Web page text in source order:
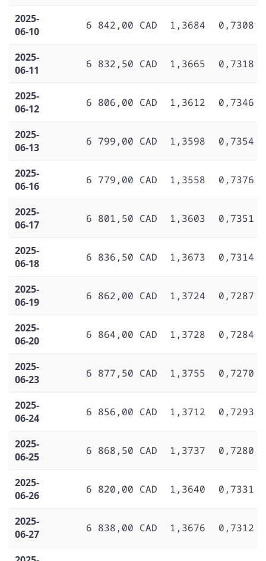
2025-
06-10
6 842,00 CAD 1,3684 0,7308
2025-
06-11
6 832,50 CAD 1,3665 0,7318
2025-
06-12
6 806,00 CAD 1,3612 0,7346
2025-
06-13
6 799,00 CAD 1,3598 0,7354
2025-
06-16
6 779,00 CAD 1,3558 0,7376
2025-
06-17
6 801,50 CAD 1,3603 0,7351
2025-
06-18
6 836,50 CAD 1,3673 0,7314
2025-
06-19
6 862,00 CAD 1,3724 0,7287
2025-
06-20
6 864,00 CAD 1,3728 0,7284
2025-
06-23
6 877,50 CAD 1,3755 0,7270
2025-
06-24
6 856,00 CAD 1,3712 0,7293
2025-
06-25
6 868,50 CAD 1,3737 0,7280
2025-
06-26
6 820,00 CAD 1,3640 0,7331
2025-
06-27
6 838,00 CAD 1,3676 0,7312